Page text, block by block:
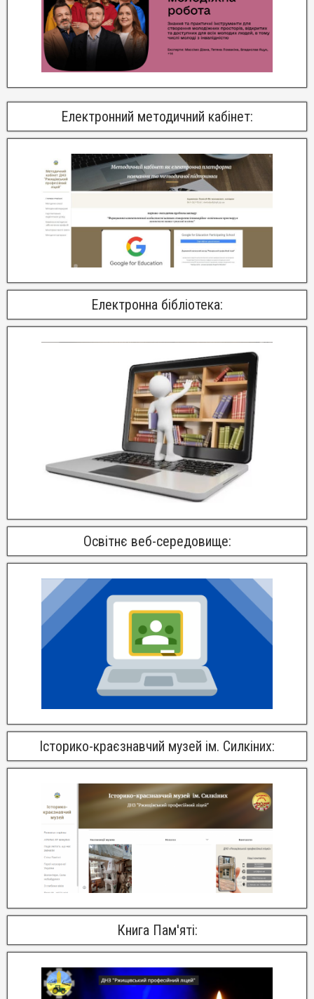
Електронний методичний кабінет:
Електронна бібліотека:
Освітнє веб-середовище:
Історико-краєзнавчий музей ім. Силкіних:
Книга Пам'яті: